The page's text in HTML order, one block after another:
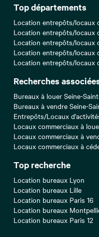
Top départements
Location entrepôts/locaux
Location entrepôts/locaux
Location entrepôts/locaux
Location entrepôts/locaux
Location entrepôts/locaux
Recherches
Bureaux à louer Seine-
Bureaux à vendre Seine-
Entrepôts/Locaux
Locaux commerciaux à
Locaux commerciaux à
Locaux commerciaux à
Top recherche
Location bureaux Lyon
Location bureaux Lille
Location bureaux Paris 16
Location bureaux
Location bureaux Paris 12